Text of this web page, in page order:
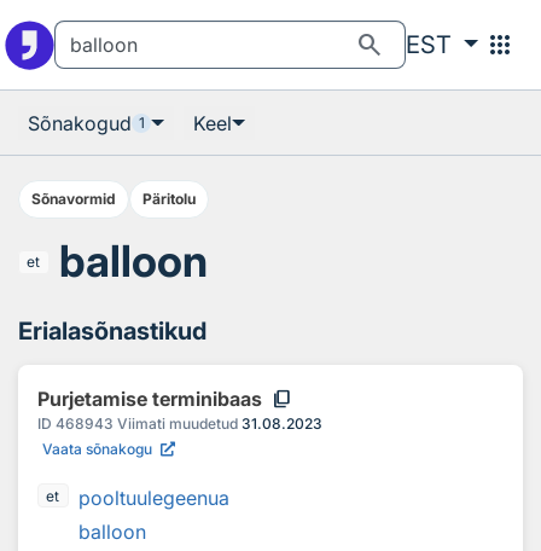
search EST apps
Sõnakogud 1 Keel
Sõnavormid Päritolu
et balloon
Erialasõnastikud
Purjetamise terminibaas content_copy
ID 468943 Viimati muudetud 31.08.2023
Vaata sõnakogu
et
pooltuulegeenua
balloon